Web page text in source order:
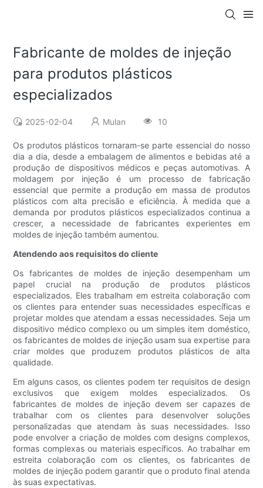
Fabricante de moldes de injeção
para produtos plásticos
especializados
2025-02-04 Mulan 10
Os produtos plásticos tornaram-se parte essencial do nosso
dia a dia, desde a embalagem de alimentos e bebidas até a
produção de dispositivos médicos e peças automotivas. A
moldagem por injeção é um processo de fabricação
essencial que permite a produção em massa de produtos
plásticos com alta precisão e eficiência. À medida que a
demanda por produtos plásticos especializados continua a
crescer, a necessidade de fabricantes experientes em
moldes de injeção também aumentou.
Atendendo aos requisitos do cliente
Os fabricantes de moldes de injeção desempenham um
papel crucial na produção de produtos plásticos
especializados. Eles trabalham em estreita colaboração com
os clientes para entender suas necessidades específicas e
projetar moldes que atendam a essas necessidades. Seja um
dispositivo médico complexo ou um simples item doméstico,
os fabricantes de moldes de injeção usam sua expertise para
criar moldes que produzem produtos plásticos de alta
qualidade.
Em alguns casos, os clientes podem ter requisitos de design
exclusivos que exigem moldes especializados. Os
fabricantes de moldes de injeção devem ser capazes de
trabalhar com os clientes para desenvolver soluções
personalizadas que atendam às suas necessidades. Isso
pode envolver a criação de moldes com designs complexos,
formas complexas ou materiais específicos. Ao trabalhar em
estreita colaboração com os clientes, os fabricantes de
moldes de injeção podem garantir que o produto final atenda
às suas expectativas.